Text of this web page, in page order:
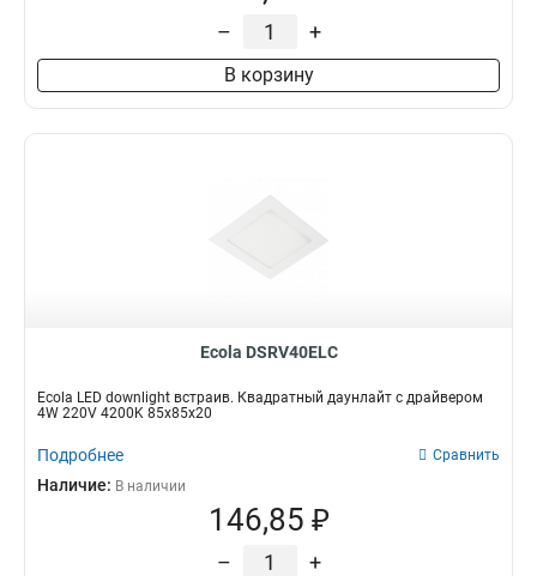
– +
В корзину
Ecola DSRV40ELC
Ecola LED downlight встраив. Квадратный даунлайт с драйвером
4W 220V 4200K 85x85x20
Подробнее Сравнить
Наличие: В наличии
146,85 ₽
– +